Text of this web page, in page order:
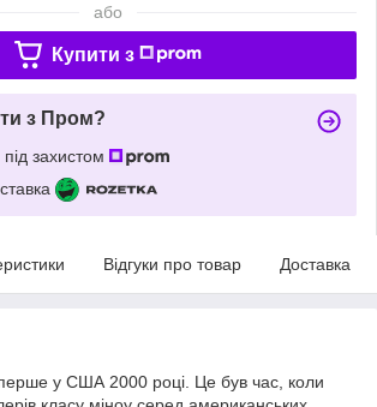
або
Купити з
з Пром?
захистом
Відгуки про товар Доставка
у США 2000 році. Це був час, коли